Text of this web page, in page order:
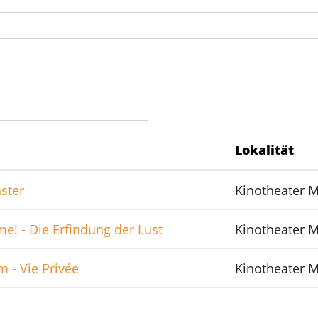
Lokalität
Kinotheater
- Die Erfindung der Lust Kinotheater
- Vie Privée Kinotheater